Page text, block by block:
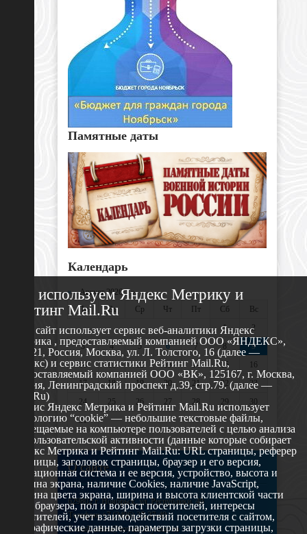
Памятные даты
Календарь
«Август 2026 »
Пн
Вт Ср Чт Пт Сб
Вс
1
2
3
4 5 6 7 8
9
10
11 12 13 14 15
16
17
18 19 20 21 22
23
24
25 26 27 28 29
30
31
О сайте
629802 г. Ноябрьск, ул. Республики, 49
Телефон: +7 (3496) 35-37-49
E-mail: udsm@noyabrsk.yanao.ru
Мы используем Яндекс Метрику и
Рейтинг Mail.Ru
Этот сайт использует сервис веб-аналитики Яндекс
Метрика , предоставляемый компанией ООО «ЯНДЕКС»,
119021, Россия, Москва, ул. Л. Толстого, 16 (далее —
Яндекс) и сервис статистики Рейтинг Mail.Ru,
предоставляемый компанией ООО «ВК», 125167, г. Москва,
Россия, Ленинградский проспект д.39, стр.79. (далее —
Mail.Ru)
Сервис Яндекс Метрика и Рейтинг Mail.Ru использует
технологию “cookie” — небольшие текстовые файлы,
размещаемые на компьютере пользователей с целью анализа
их пользовательской активности (данные которые собирает
Яндекс Метрика и Рейтинг Mail.Ru: URL страницы, реферер
страницы, заголовок страницы, браузер и его версия,
операционная система и ее версия, устройство, высота и
ширина экрана, наличие Cookies, наличие JavaScript,
глубина цвета экрана, ширина и высота клиентской части
окна браузера, пол и возраст посетителей, интересы
посетителей, учет взаимодействий посетителя с сайтом,
географические данные, параметры загрузки страницы,